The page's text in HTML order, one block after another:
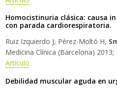
Homocistinuria clásica: causa
con parada cardiorespiratoria.
Ruiz Izquierdo J, Pérez-Moltó H,
Medicina Clínica (Barcelona) 2013;
Artículo
Debilidad muscular aguda en